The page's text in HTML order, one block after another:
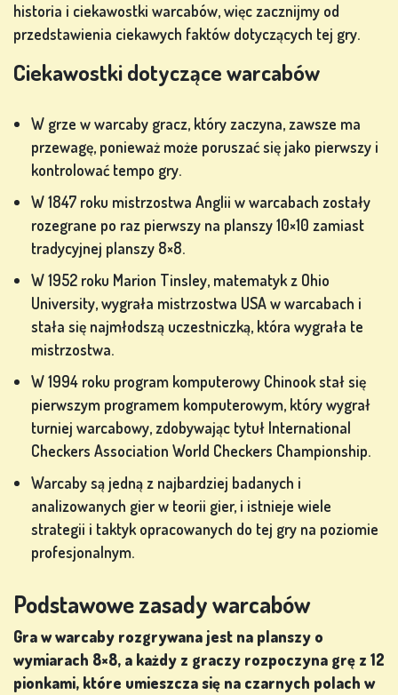
GRY W
GRY Z
AUTOMATÓW
ZAREJESTRUJ
SIĘ
ZALOGUJ
SIĘ
SKLEP
ZMIEŃ
JĘZYK
historia i ciekawostki warcabów, więc zacznijmy od
przedstawienia ciekawych faktów dotyczących tej gry.
Ciekawostki dotyczące warcabów
W grze w warcaby gracz, który zaczyna, zawsze ma
przewagę, ponieważ może poruszać się jako pierwszy i
kontrolować tempo gry.
W 1847 roku mistrzostwa Anglii w warcabach zostały
rozegrane po raz pierwszy na planszy 10×10 zamiast
tradycyjnej planszy 8×8.
W 1952 roku Marion Tinsley, matematyk z Ohio
University, wygrała mistrzostwa USA w warcabach i
stała się najmłodszą uczestniczką, która wygrała te
mistrzostwa.
W 1994 roku program komputerowy Chinook stał się
pierwszym programem komputerowym, który wygrał
turniej warcabowy, zdobywając tytuł International
Checkers Association World Checkers Championship.
Warcaby są jedną z najbardziej badanych i
analizowanych gier w teorii gier, i istnieje wiele
strategii i taktyk opracowanych do tej gry na poziomie
profesjonalnym.
Podstawowe zasady warcabów
Gra w warcaby rozgrywana jest na planszy o
wymiarach 8×8, a każdy z graczy rozpoczyna grę z 12
pionkami, które umieszcza się na czarnych polach w